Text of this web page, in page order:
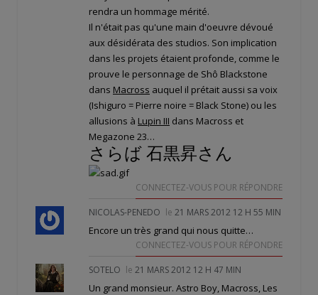
rendra un hommage mérité.
Il n'était pas qu'une main d'oeuvre dévoué
aux désidérata des studios. Son implication
dans les projets étaient profonde, comme le
prouve le personnage de Shô Blackstone
dans Macross auquel il prétait aussi sa voix
(Ishiguro = Pierre noire = Black Stone) ou les
allusions à Lupin III dans Macross et
Megazone 23…
さらば 石黒昇さん
CONNECTEZ-VOUS POUR RÉPONDRE
NICOLAS-PENEDO le 21 MARS 2012 12 H 55 MIN
Encore un très grand qui nous quitte…
CONNECTEZ-VOUS POUR RÉPONDRE
SOTELO le 21 MARS 2012 12 H 47 MIN
Un grand monsieur. Astro Boy, Macross, Les